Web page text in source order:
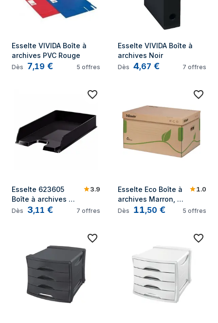
Esselte VIVIDA Boîte à
archives PVC Rouge
Dès 7,19 € 5 offres
Esselte VIVIDA Boîte à
archives Noir
Dès 4,67 € 7 offres
Esselte 623605
Boîte à archives
Polystyrène Noir
3.9
Dès 3,11 € 7 offres
Esselte Eco Boîte à
archives Marron,
Vert
1.0
Dès 11,50 € 5 offres